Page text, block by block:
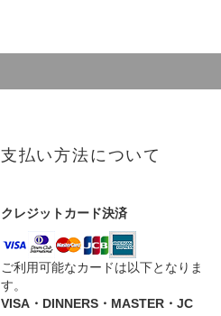
支払い方法について
クレジットカード決済
ご利用可能なカードは以下となりま
す。
VISA・DINNERS・MASTER・JC